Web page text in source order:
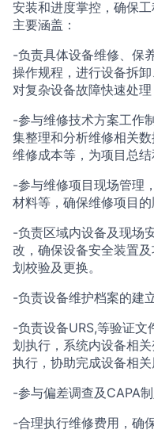
安装和进度掌控，确保
主要涵盖：
-负责具体设备维修、保
操作规程，进行设备拆
对复杂设备故障快速处理
-参与维修技术方案工作
集整理和分析维修相关
维修成本等，为项目总结
-参与维修项目现场管理
材料等，确保维修项目的
-负责区域内设备及现场
改，确保设备安全装置
划校验及更换。
-负责设备维护档案的建
-负责设备URS,等验证
划执行，系统内设备相
执行，协助完成设备相关
-参与偏差调查及CAPA
-合理执行维修费用，确